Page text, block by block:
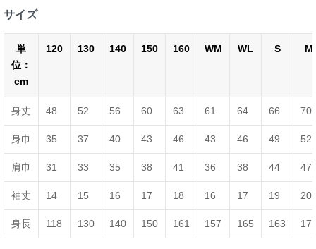
サイズ
単
位：
cm
120 130 140 150 160 WM WL S M
身丈 48 52 56 60 63 61 64 66 70
身巾 35 37 40 43 46 43 46 49 52
肩巾 31 33 35 38 41 36 38 44 47
袖丈 14 15 16 17 18 16 17 19 20
身長 118 130 140 150 161 157 165 163